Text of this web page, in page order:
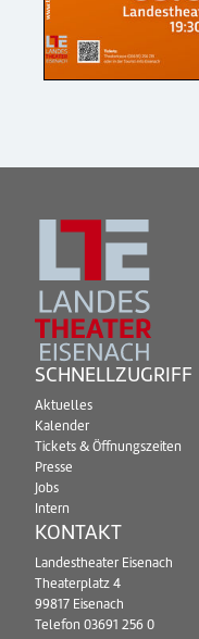
SCHNELLZUGRIFF
Aktuelles
Kalender
Tickets & Öffnungszeiten
Presse
Jobs
Intern
KONTAKT
Landestheater Eisenach
Theaterplatz 4
99817 Eisenach
Telefon 03691 256 0